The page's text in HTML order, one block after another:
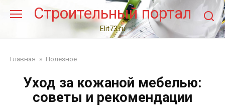
Строительный портал
Elit73.ru
Главная » Полезное
Уход за кожаной мебелью:
советы и рекомендации